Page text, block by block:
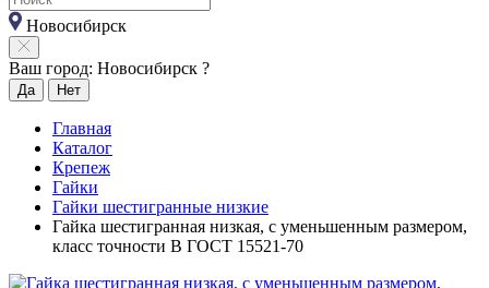
Новосибирск
Ваш город: Новосибирск ?
Да Нет
Главная
Каталог
Крепеж
Гайки
Гайки шестигранные низкие
Гайка шестигранная низкая, с уменьшенным размером,
класс точности В ГОСТ 15521-70